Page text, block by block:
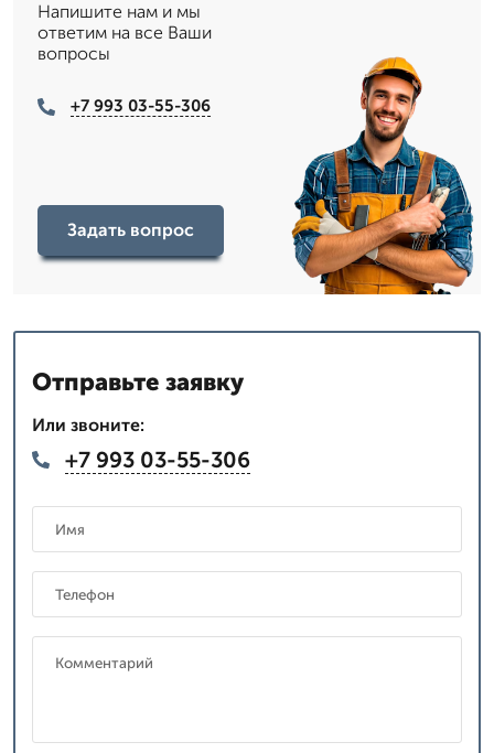
Напишите нам и мы
ответим на все Ваши
вопросы
+7 993 03-55-306
Задать вопрос
Отправьте заявку
Или звоните:
+7 993 03-55-306